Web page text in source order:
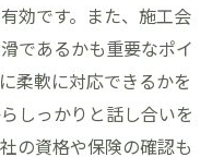
効です。また、施工会
であるかも重要なポイ
柔軟に対応できるかを
しっかりと話し合いを
の資格や保険の確認も